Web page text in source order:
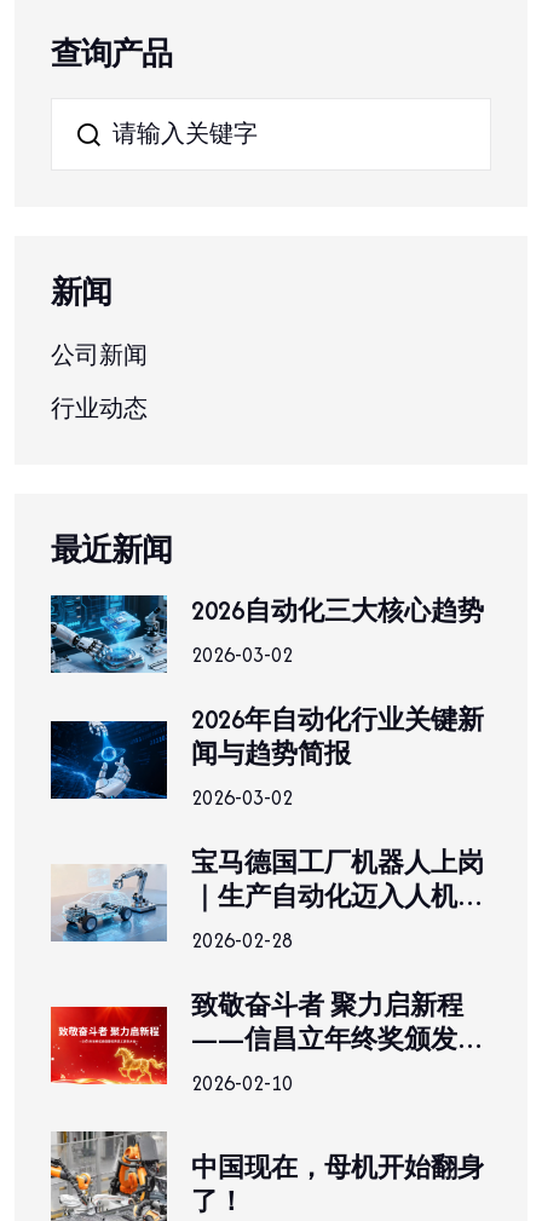
查询产品
新闻
公司新闻
行业动态
最近新闻
2026自动化三大核心趋势
2026-03-02
2026年自动化行业关键新
闻与趋势简报
2026-03-02
宝马德国工厂机器人上岗
｜生产自动化迈入人机协
同新时代
2026-02-28
致敬奋斗者 聚力启新程
——信昌立年终奖颁发暨
优秀员工表彰大会圆满落
2026-02-10
中国现在，母机开始翻身
了！